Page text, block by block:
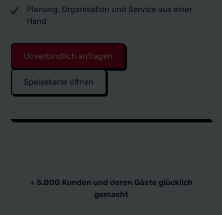
Planung, Organisation und Service aus einer
Hand
Unverbindlich anfragen
Speisekarte öffnen
+ 5.000 Kunden und deren Gäste glücklich
gemacht